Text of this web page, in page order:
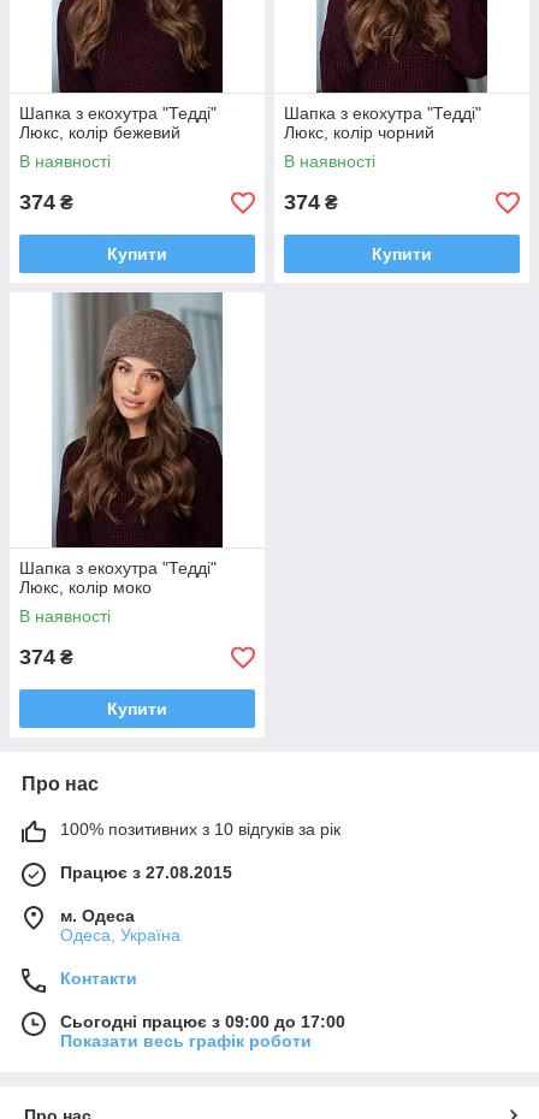
Шапка з екохутра "Тедді"
Люкс, колір бежевий
В наявності
374 ₴
Купити
Шапка з екохутра "Тедді"
Люкс, колір чорний
В наявності
374 ₴
Купити
Шапка з екохутра "Тедді"
Люкс, колір моко
В наявності
374 ₴
Купити
Про нас
100% позитивних з 10 відгуків за рік
Працює з 27.08.2015
м. Одеса
Одеса, Україна
Контакти
Сьогодні працює з 09:00 до 17:00
Показати весь графік роботи